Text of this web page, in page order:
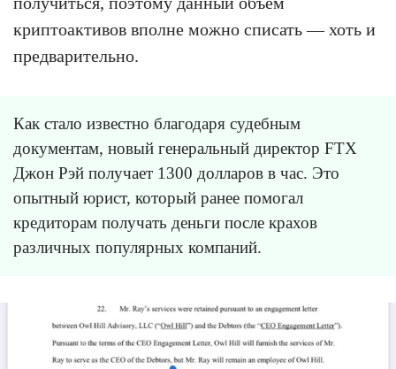
криптоактивов вполне можно списать — хоть и
предварительно.
Как стало известно благодаря судебным
документам, новый генеральный директор FTX
Джон Рэй получает 1300 долларов в час. Это
опытный юрист, который ранее помогал
кредиторам получать деньги после крахов
различных популярных компаний.